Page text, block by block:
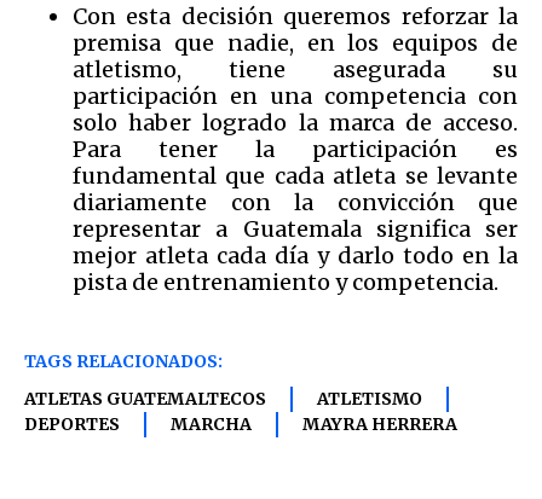
Con esta decisión queremos reforzar la
premisa que nadie, en los equipos de
atletismo, tiene asegurada su
participación en una competencia con
solo haber logrado la marca de acceso.
Para tener la participación es
fundamental que cada atleta se levante
diariamente con la convicción que
representar a Guatemala significa ser
mejor atleta cada día y darlo todo en la
pista de entrenamiento y competencia.
TAGS RELACIONADOS:
ATLETAS GUATEMALTECOS
ATLETISMO
DEPORTES
MARCHA MAYRA HERRERA